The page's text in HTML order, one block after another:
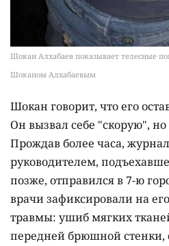
Шокан Алхабаев показывает телесные
Шоканом Алхабаевым
Шокан говорит, что его
Он вызвал себе "скорую",
Прождав более часа,
руководителем,
позже, отправился в 7-ю
врачи зафиксировали на
травмы: ушиб мягких
передней брюшной стенки,